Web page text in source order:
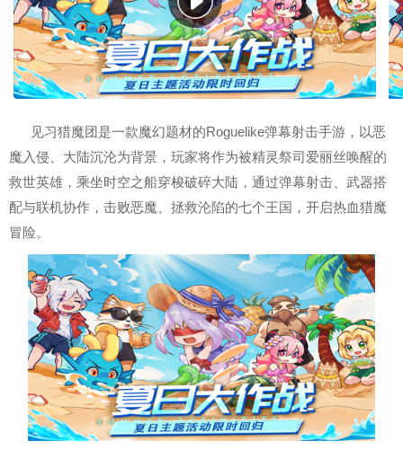
见习猎魔团是一款魔幻题材的Roguelike弹幕射击手游，以恶
魔入侵、大陆沉沦为背景，玩家将作为被精灵祭司爱丽丝唤醒的
救世英雄，乘坐时空之船穿梭破碎大陆，通过弹幕射击、武器搭
配与联机协作，击败恶魔、拯救沦陷的七个王国，开启热血猎魔
冒险。